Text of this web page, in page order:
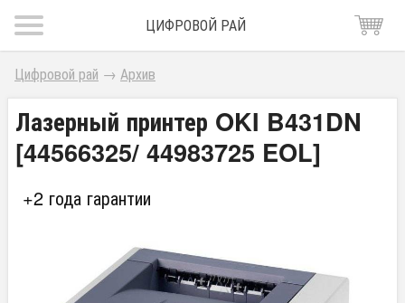
ЦИФРОВОЙ РАЙ
Цифровой рай → Архив
Лазерный принтер OKI B431DN
[44566325/ 44983725 EOL]
+2 года гарантии